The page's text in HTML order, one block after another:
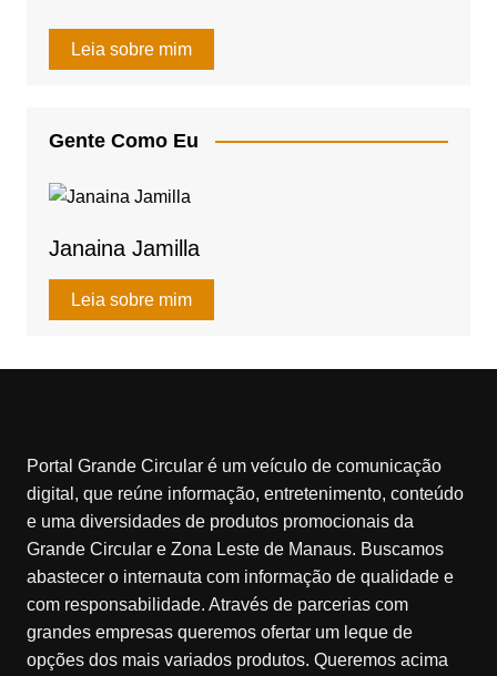
at
p
p
c
o
o
ail
Leia sobre mim
Gente Como Eu
Janaina Jamilla
Leia sobre mim
Portal Grande Circular é um veículo de comunicação
digital, que reúne informação, entretenimento, conteúdo
e uma diversidades de produtos promocionais da
Grande Circular e Zona Leste de Manaus. Buscamos
abastecer o internauta com informação de qualidade e
com responsabilidade. Através de parcerias com
grandes empresas queremos ofertar um leque de
opções dos mais variados produtos. Queremos acima